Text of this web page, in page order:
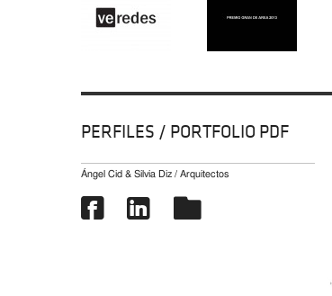
PERFILES / PORTFOLIO PDF
Ángel Cid & Silvia Diz / Arquitectos